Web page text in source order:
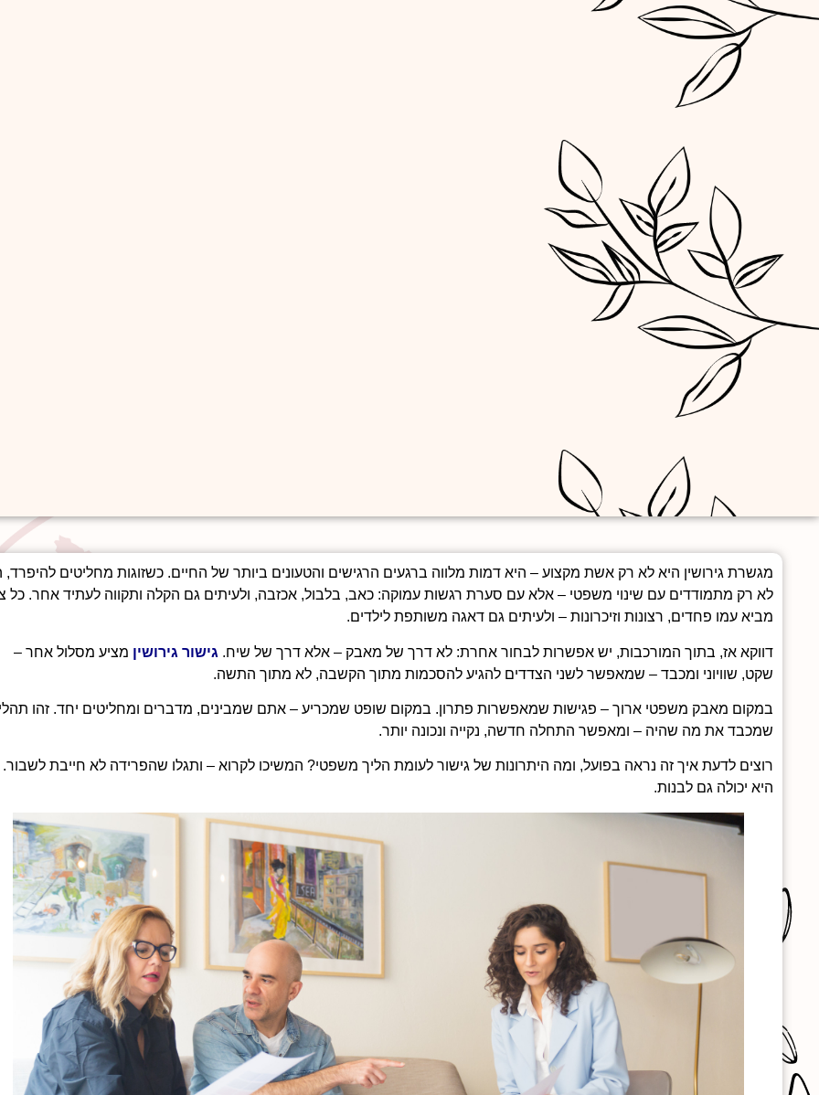
מגשרת גירושין היא לא רק אשת מקצוע – היא דמות מלווה ברגעים הרגישים והטעונים ביותר של החיים. כשזוגות מחליטים
לא רק מתמודדים עם שינוי משפטי – אלא עם סערת רגשות עמוקה: כאב, בלבול, אכזבה, ולעיתים גם הקלה ותקווה לעתיד אחר. כל
מביא עמו פחדים, רצונות וזיכרונות – ולעיתים גם דאגה משותפת לילדים.
דווקא אז, בתוך המורכבות, יש אפשרות לבחור אחרת: לא דרך של מאבק – אלא דרך של שיח. גישור גירושין מציע מסלול אחר –
שקט, שוויוני ומכבד – שמאפשר לשני הצדדים להגיע להסכמות מתוך הקשבה, לא מתוך התשה.
במקום מאבק משפטי ארוך – פגישות שמאפשרות פתרון. במקום שופט שמכריע – אתם שמבינים, מדברים ומחליטים יחד. זהו
שמכבד את מה שהיה – ומאפשר התחלה חדשה, נקייה ונכונה יותר.
רוצים לדעת איך זה נראה בפועל, ומה היתרונות של גישור לעומת הליך משפטי? המשיכו לקרוא – ותגלו שהפרידה לא חייבת לשבור.
היא יכולה גם לבנות.